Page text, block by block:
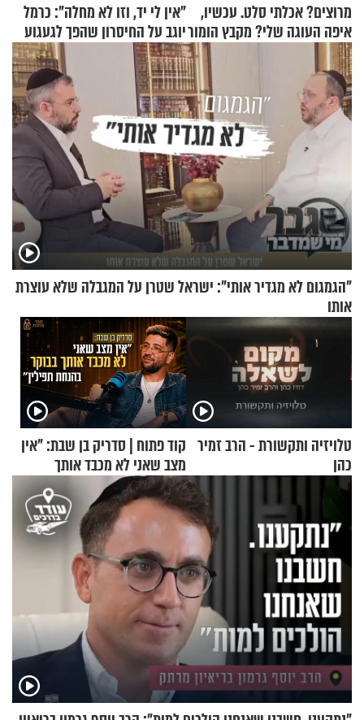
מרוצים? אכלתי סלט. עכשיו,
איפה העוגה שלי? מקבץ הומור
כייפי מספר 1
"אין לי יד, וזו לא מחלה": כרמל
יוגב על החיסרון שהפך לגעגוע
"הגמגום לא מגדיר אותי": ישראל שטרן על המגבלה שלא עוצרת
אותו
טלויזיה ותקשורת - הרב זמיר
כהן
קוד פתוח | סדריק בן שבת: "אין
מצב שאני לא מכבד אותך
בבוקר בהנחת תפילין"